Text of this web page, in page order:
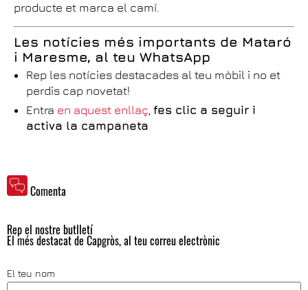
producte et marca el camí.
Les notícies més importants de Mataró
i Maresme, al teu WhatsApp
Rep les notícies destacades al teu mòbil i no et
perdis cap novetat!
Entra en aquest enllaç fes clic a seguir i
activa la campaneta
Comenta
Rep el nostre butlletí
El més destacat de Capgròs, al teu correu electrònic
El teu nom